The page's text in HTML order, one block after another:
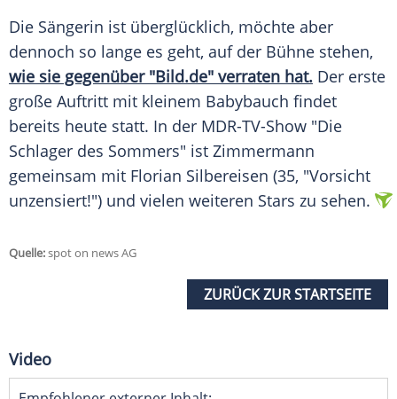
Die Sängerin ist überglücklich, möchte aber
dennoch so lange es geht, auf der Bühne stehen,
wie sie gegenüber "Bild.de" verraten hat. Der erste
große Auftritt mit kleinem Babybauch findet
bereits heute statt. In der MDR-TV-Show "Die
Schlager des Sommers" ist Zimmermann
gemeinsam mit Florian Silbereisen (35, "Vorsicht
unzensiert!") und vielen weiteren Stars zu sehen.
Quelle:spot on news AG
ZURÜCK ZUR STARTSEITE
Video